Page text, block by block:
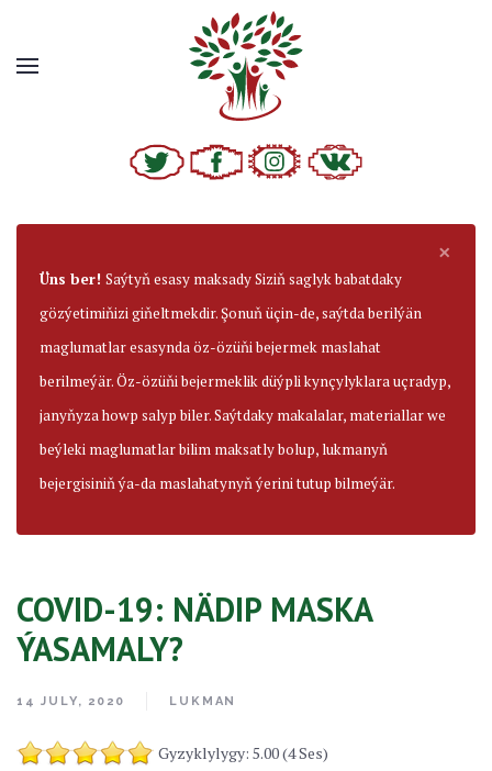
×
Üns ber! Saýtyň esasy maksady Siziň saglyk babatdaky
gözýetimiňizi giňeltmekdir. Şonuň üçin-de, saýtda berilýän
maglumatlar esasynda öz-özüňi bejermek maslahat
berilmeýär. Öz-özüňi bejermeklik düýpli kynçylyklara uçradyp,
janyňyza howp salyp biler. Saýtdaky makalalar, materiallar we
beýleki maglumatlar bilim maksatly bolup, lukmanyň
bejergisiniň ýa-da maslahatynyň ýerini tutup bilmeýär.
COVID-19: NÄDIP MASKA
ÝASAMALY?
14 JULY, 2020 LUKMAN
Gyzyklylygy: 5.00 (4 Ses)